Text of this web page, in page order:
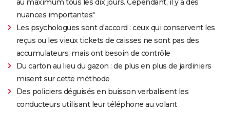
au maximum tous les dix jours. Cependant, il y a des
nuances importantes"
Les psychologues sont d'accord : ceux qui conservent les
reçus ou les vieux tickets de caisses ne sont pas des
accumulateurs, mais ont besoin de contrôle
Du carton au lieu du gazon : de plus en plus de jardiniers
misent sur cette méthode
Des policiers déguisés en buisson verbalisent les
conducteurs utilisant leur téléphone au volant